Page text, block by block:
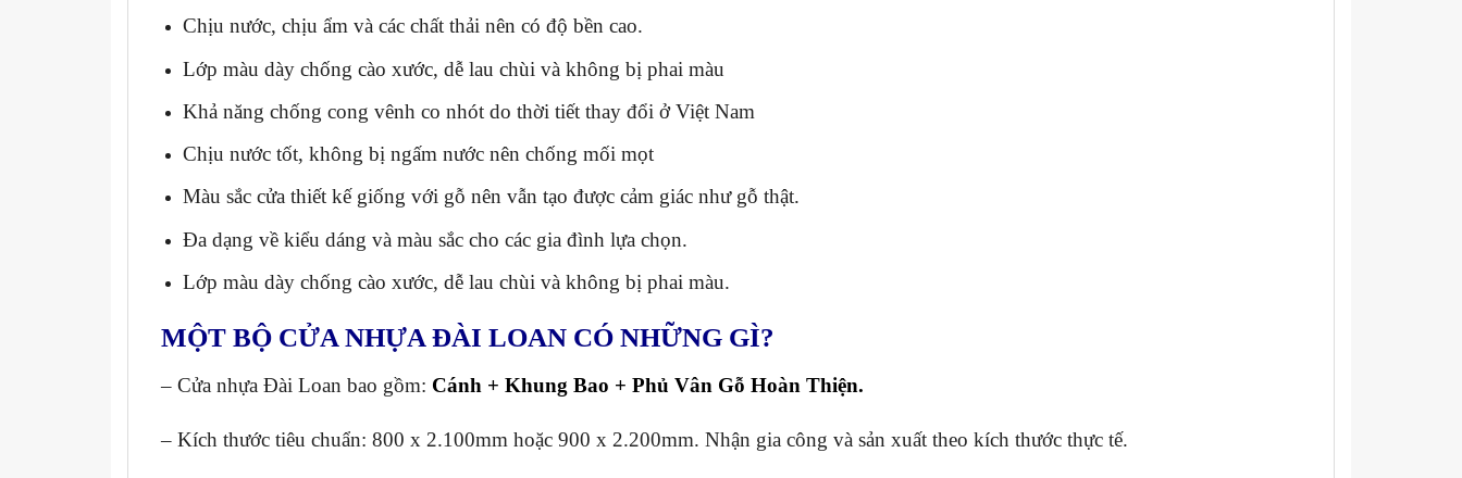
Chịu nước, chịu ẩm và các chất thải nên có độ bền cao.
Lớp màu dày chống cào xước, dễ lau chùi và không bị phai màu
Khả năng chống cong vênh co nhót do thời tiết thay đổi ở Việt Nam
Chịu nước tốt, không bị ngấm nước nên chống mối mọt
Màu sắc cửa thiết kế giống với gỗ nên vẫn tạo được cảm giác như gỗ thật.
Đa dạng về kiểu dáng và màu sắc cho các gia đình lựa chọn.
Lớp màu dày chống cào xước, dễ lau chùi và không bị phai màu.
MỘT BỘ CỬA NHỰA ĐÀI LOAN CÓ NHỮNG GÌ?
– Cửa nhựa Đài Loan bao gồm: Cánh + Khung Bao + Phủ Vân Gỗ Hoàn Thiện.
– Kích thước tiêu chuẩn: 800 x 2.100mm hoặc 900 x 2.200mm. Nhận gia công và sản xuất theo kích thước thực tế.